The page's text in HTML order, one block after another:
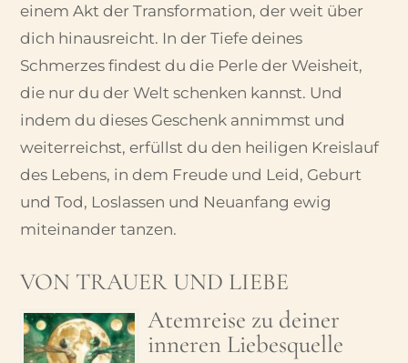
einem Akt der Transformation, der weit über
dich hinausreicht. In der Tiefe deines
Schmerzes findest du die Perle der Weisheit,
die nur du der Welt schenken kannst. Und
indem du dieses Geschenk annimmst und
weiterreichst, erfüllst du den heiligen Kreislauf
des Lebens, in dem Freude und Leid, Geburt
und Tod, Loslassen und Neuanfang ewig
miteinander tanzen.
VON TRAUER UND LIEBE
Atemreise zu deiner
inneren Liebesquelle